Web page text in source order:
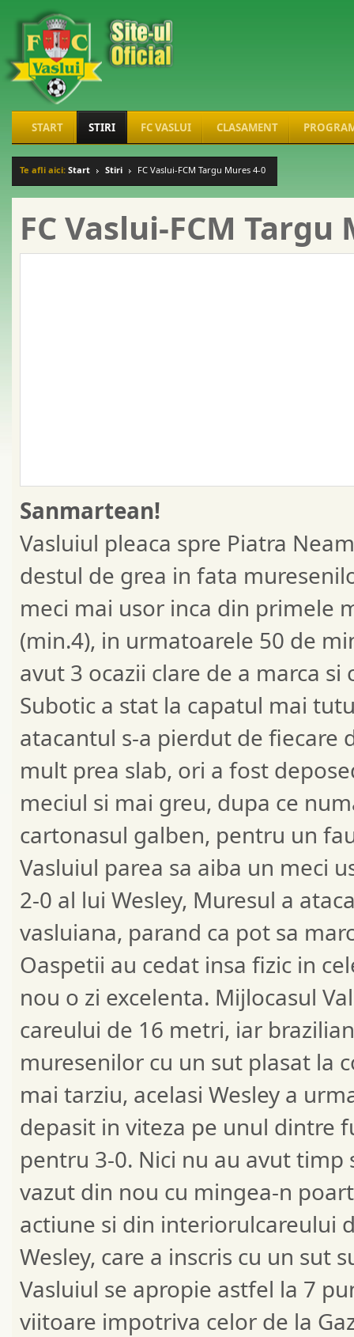
START STIRI FC VASLUI CLASAMENT
Te afli aici: Start Stiri FC Vaslui-FCM Targu Mures 4-0
FC Vaslui-FCM Targu
Sanmartean!
Vasluiul pleaca spre Piatra
destul de grea in fata
meci mai usor inca din primele
(min.4), in urmatoarele 50 de
avut 3 ocazii clare de a marca
Subotic a stat la capatul mai
atacantul s-a pierdut de fiecare
mult prea slab, ori a fost
meciul si mai greu, dupa ce
cartonasul galben, pentru un
Vasluiul parea sa aiba un meci
2-0 al lui Wesley, Muresul a
vasluiana, parand ca pot sa
Oaspetii au cedat insa fizic in
nou o zi excelenta. Mijlocasul
careului de 16 metri, iar
muresenilor cu un sut plasat la
mai tarziu, acelasi Wesley a
depasit in viteza pe unul dintre
pentru 3-0. Nici nu au avut timp
vazut din nou cu mingea-n
actiune si din interiorulcareului
Wesley, care a inscris cu un sut
Vasluiul se apropie astfel la 7
viitoare impotriva celor de la